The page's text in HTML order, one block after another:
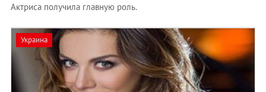
Актриса получила главную роль.
Украина